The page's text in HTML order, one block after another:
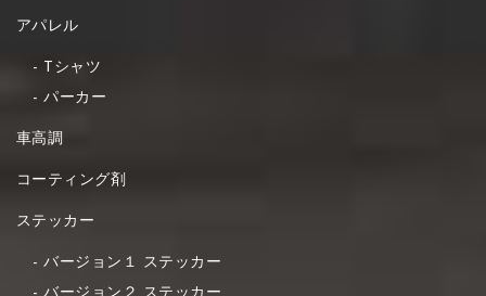
アパレル
Tシャツ
パーカー
車高調
コーティング剤
ステッカー
バージョン１ ステッカー